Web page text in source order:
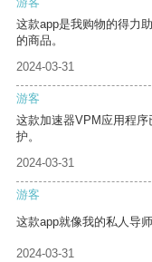
这款app是我购物的得力
的商品。
2024-03-31
游客
这款加速器VPM应用程
护。
2024-03-31
游客
这款app就像我的私人导
2024-03-31